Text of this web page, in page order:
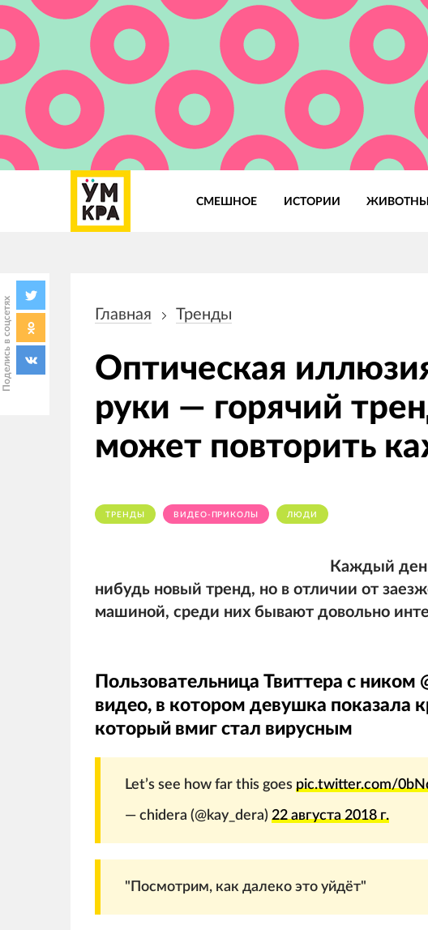
СМЕШНОЕ ИСТОРИИ
Поделись в соцсетях навигации
Главная Тренды
Оптическая
руки — горячий
может повторить
ТРЕНДЫ ВИДЕО-ПРИКОЛЫ ЛЮДИ
Каждый
нибудь новый тренд, но в отличии от
машиной, среди них бывают довольно
Пользовательница Твиттера с ником
видео, в котором девушка показала
который вмиг стал вирусным
Let’s see how far this goes pic.twitter.com/
— chidera (@kay_dera) 22 августа 2018 г.
"Посмотрим, как далеко это уйдёт"